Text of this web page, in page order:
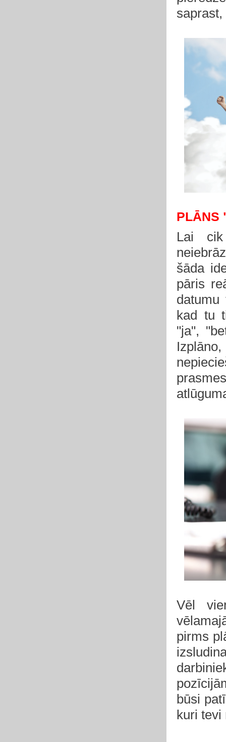
PLĀNS
Lai cik
šāda
pāris
kad tu
"ja",
Vēl
pirms
būsi
kuri tevi